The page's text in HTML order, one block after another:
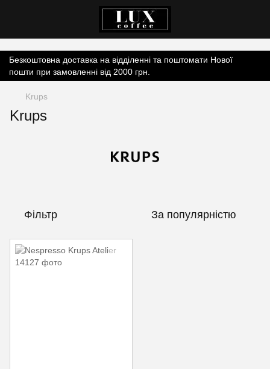
Безкоштовна доставка на відділенні та поштомати Нової
пошти при замовленні від 2000 грн.
Krups
Krups
Фільтр За популярністю